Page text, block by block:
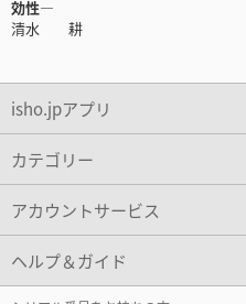
効性―
清水 耕
isho.jpアプリ
カテゴリー
アカウントサービス
ヘルプ＆ガイド